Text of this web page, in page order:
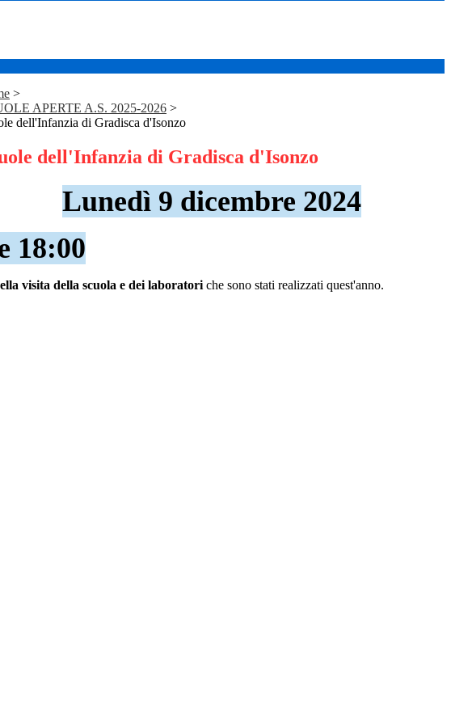
>
APERTE A.S. 2025-2026 >
dell'Infanzia di Gradisca d'Isonzo
dell'Infanzia di Gradisca d'Isonzo
Lunedì 9 dicembre 2024
18:00
visita della scuola e dei laboratori che sono stati realizzati quest'anno.